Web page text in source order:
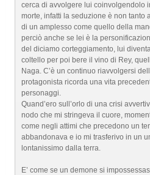
cerca di avvolgere lui coinvolgendolo
morte, infatti la seduzione è non tanto
di un amplesso come quello della
perciò anche se lei è la
del diciamo corteggiamento, lui
coltello per poi bere il vino di Rey,
Naga. C’è un continuo riavvolgersi
protagonista ricorda una vita
personaggi.
Quand’ero sull’orlo di una crisi
nodo che mi stringeva il cuore,
come negli attimi che precedono un
abbandonava e io mi trasferivo in un
lontanissimo dalla terra.
E’ come se un demone si